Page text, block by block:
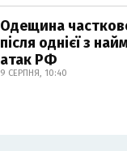
Одещина
після однієї з
атак РФ
9 СЕРПНЯ, 10:40